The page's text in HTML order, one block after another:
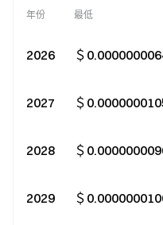
年份 最低
2026 ＄
2027 ＄
2028 ＄
2029 ＄